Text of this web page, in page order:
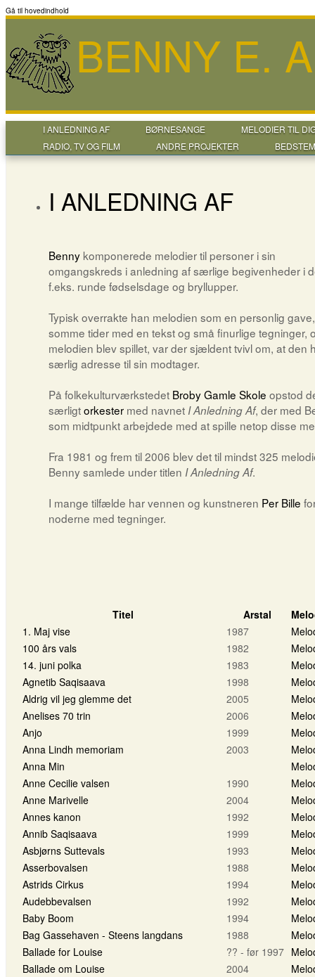
Gå til hovedindhold
BENNY E.
I ANLEDNING AF BØRNESANGE
MELODIER TIL
RADIO, TV OG FILM
ANDRE PROJEKTER
I ANLEDNING AF
Benny komponerede melodier til personer i sin
omgangskreds i anledning af særlige begivenheder i
f.eks. runde fødselsdage og bryllupper.
Typisk overrakte han melodien som en personlig gave,
somme tider med en tekst og små finurlige tegninger,
melodien blev spillet, var der sjældent tvivl om, at den
særlig adresse til sin modtager.
På folkekulturværkstedet Broby Gamle Skole opstod
særligtorkester med navnet I Anledning Af, der med
som midtpunkt arbejdede med at spille netop disse
Fra 1981 og frem til 2006 blev det til mindst 325
Benny samlede under titlen I Anledning Af.
I mange tilfælde har vennen og kunstneren Per Bille
noderne med tegninger.
Titel Arstal
1. Maj vise
1987
100 års vals
1982
14. juni polka
1983
Agnetib Saqisaava
1998
Aldrig vil jeg glemme det
2005
Anelises 70 trin
2006
Anjo
1999
Anna Lindh memoriam
2003
Anna Min
Anne Cecilie valsen
1990
Anne Marivelle
2004
Annes kanon
1992
Annib Saqisaava
1999
Asbjørns Suttevals
1993
Asserbovalsen
1988
Astrids Cirkus
1994
Audebbevalsen
1992
Baby Boom
1994
Bag Gassehaven - Steens langdans
1988
Ballade for Louise
?? - før 1997
Ballade om Louise
2004